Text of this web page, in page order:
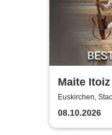
Maite
of 20
Tour 2026
Euskirchen,
08.10.2026